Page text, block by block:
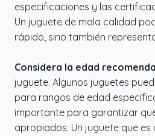
especificaciones y las
Un juguete de mala calidad
rápido, sino también
Considera la edad
juguete. Algunos juguetes
para rangos de edad
importante para garantizar
apropiados. Un juguete que